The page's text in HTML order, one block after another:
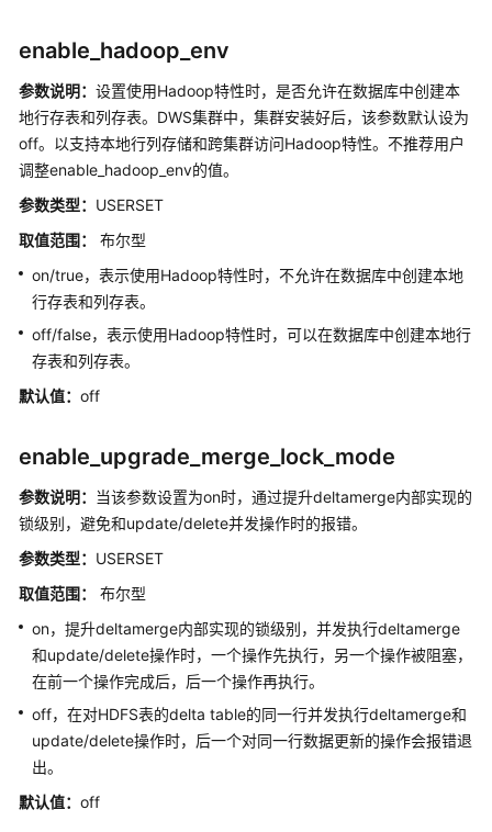
南
开
指
南
(9.1.0.x)
发
指
南
(9.1.1.x)
使
前
读
DWS
发
设
议
创
和
enable_hadoop_env
参数说明： 设置使用Hadoop特性时，是否允许在数据库中创建本
地行存表和列存表。 DWS集群中，集群安装好后，该参数默认设为
off。以支持本地行列存储和跨集群访问Hadoop特性。不推荐用户
调整enable_hadoop_env的值。
参数类型： USERSET
取值范围：
布尔型
on/true，表示使用Hadoop特性时，不允许在数据库中创建本地
行存表和列存表。
off/false，表示使用Hadoop特性时，可以在数据库中创建本地行
存表和列存表。
默认值： off
enable_upgrade_merge_lock_mode
参数说明： 当该参数设置为on时，通过提升deltamerge内部实现的
锁级别，避免和update/delete并发操作时的报错。
参数类型： USERSET
取值范围：
布尔型
on，提升deltamerge内部实现的锁级别，并发执行deltamerge
和update/delete操作时，一个操作先执行，另一个操作被阻塞，
在前一个操作完成后，后一个操作再执行。
off，在对HDFS表的delta table的同一行并发执行deltamerge和
update/delete操作时，后一个对同一行数据更新的操作会报错退
出。
默认值： off